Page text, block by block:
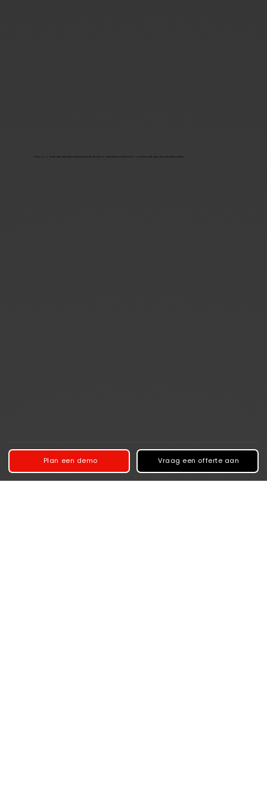
Snijd door de hardste materialen met plasmakracht die de productiviteit en precisie verhoogt, alles in één gebruiksvriendelijk systeem.
Plan een demo Vraag een offerte aan